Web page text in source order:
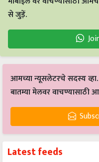
से जुड़ें.
आमच्या न्यूसलेटरचे सदस्य
बातम्या मेलवर वाचण्यासाठी
Latest feeds